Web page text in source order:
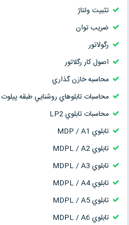
تثبيت ولتاژ
ضريب توان
رگولاتور
اصول كار رگلاتور
محاسبه خازن گذاري
محاسبات تابلوهاي روشنايي طبقه پيلوت
محاسبات تابلوي LP2
تابلوي MDP / A1
تابلوي MDPL / A2
تابلوي MDPL / A3
تابلوي MDPL / A4
تابلوي MDPL / A5
تابلوي MDPL / A6